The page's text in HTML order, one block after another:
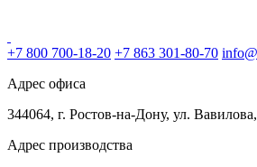
+7 800 700-18-20 +7 863 301-80-70
Адрес офиса
344064, г. Ростов-на-Дону, ул.
Адрес производства